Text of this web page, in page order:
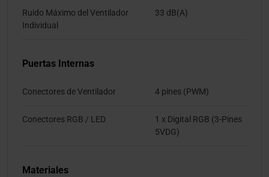
Ruido Máximo del Ventilador
Individual
33 dB(A)
Puertas Internas
Conectores de Ventilador 4 pines (PWM)
Conectores RGB / LED
1 x Digital RGB (3-Pines
5VDG)
Materiales